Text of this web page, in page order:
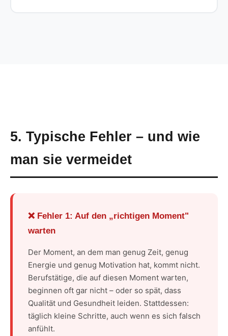
5. Typische Fehler – und wie
man sie vermeidet
❌ Fehler 1: Auf den „richtigen Moment"
warten
Der Moment, an dem man genug Zeit, genug
Energie und genug Motivation hat, kommt nicht.
Berufstätige, die auf diesen Moment warten,
beginnen oft gar nicht – oder so spät, dass
Qualität und Gesundheit leiden. Stattdessen:
täglich kleine Schritte, auch wenn es sich falsch
anfühlt.